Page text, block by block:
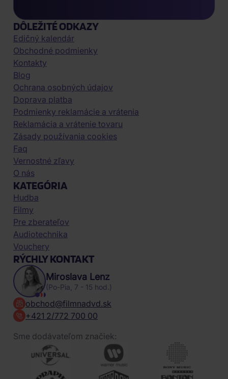
DÔLEŽITÉ ODKAZY
Edičný kalendár
Obchodné podmienky
Kontakty
Blog
Ochrana osobných údajov
Doprava platba
Podmienky reklamácie a vrátenia
Reklamácia a vrátenie tovaru
Zásady používania cookies
Faq
Vernostné zľavy
O nás
KATEGÓRIA
Hudba
Filmy
Pre zberateľov
Audiotechnika
Vouchery
RÝCHLY KONTAKT
Miroslava Lenz
(Po-Pia, 7 - 15 hod.)
obchod@filmnadvd.sk
+421 2/772 700 00
Sme dodávateľom značiek: